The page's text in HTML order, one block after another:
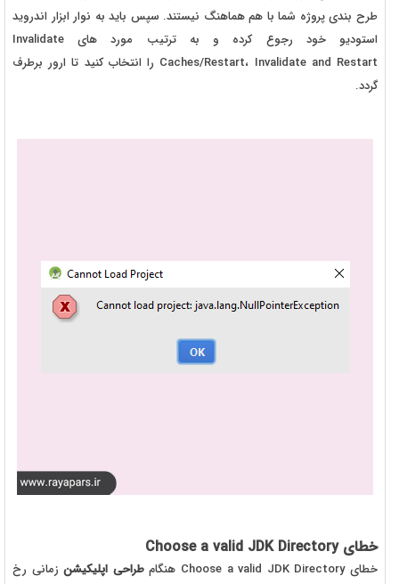
طرح بندی پروژه شما با هم هماهنگ نیستند. سپس باید به نوار ابزار اندروید
استودیو خود رجوع کرده و به ترتیب مورد های Invalidate
Caches/Restart، Invalidate and Restart را انتخاب کنید تا ارور برطرف
گردد.
خطای Choose a valid JDK Directory
خطای Choose a valid JDK Directory هنگام طراحی اپلیکیشن زمانی رخ